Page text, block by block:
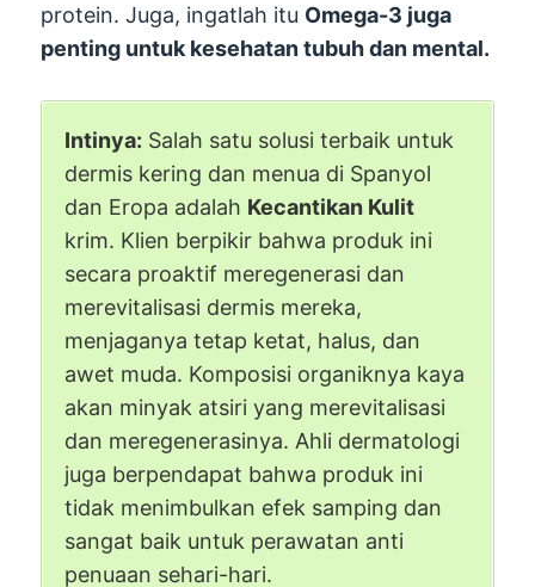
protein. Juga, ingatlah itu Omega-3 juga
penting untuk kesehatan tubuh dan mental.
Intinya: Salah satu solusi terbaik untuk
dermis kering dan menua di Spanyol
dan Eropa adalah Kecantikan Kulit
krim. Klien berpikir bahwa produk ini
secara proaktif meregenerasi dan
merevitalisasi dermis mereka,
menjaganya tetap ketat, halus, dan
awet muda. Komposisi organiknya kaya
akan minyak atsiri yang merevitalisasi
dan meregenerasinya. Ahli dermatologi
juga berpendapat bahwa produk ini
tidak menimbulkan efek samping dan
sangat baik untuk perawatan anti
penuaan sehari-hari.